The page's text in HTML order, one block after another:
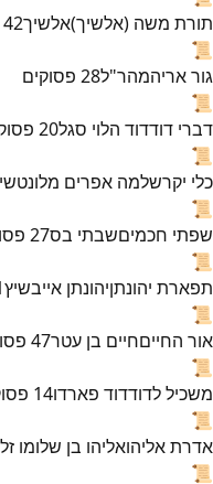
תורת משה (אלשיך)אלשיך42
📜
גור אריהמהר"ל28 פסוקים
📜
דברי דודדוד הלוי סגל20
📜
כלי יקרשלמה אפרים
📜
שפתי חכמיםשבתי בס27
📜
תפארת יהונתןיהונתן אייבשיץ
📜
אור החייםחיים בן עטר47
📜
משכיל לדודדוד פארדו14
📜
אדרת אליהואליהו בן שלומו
📜